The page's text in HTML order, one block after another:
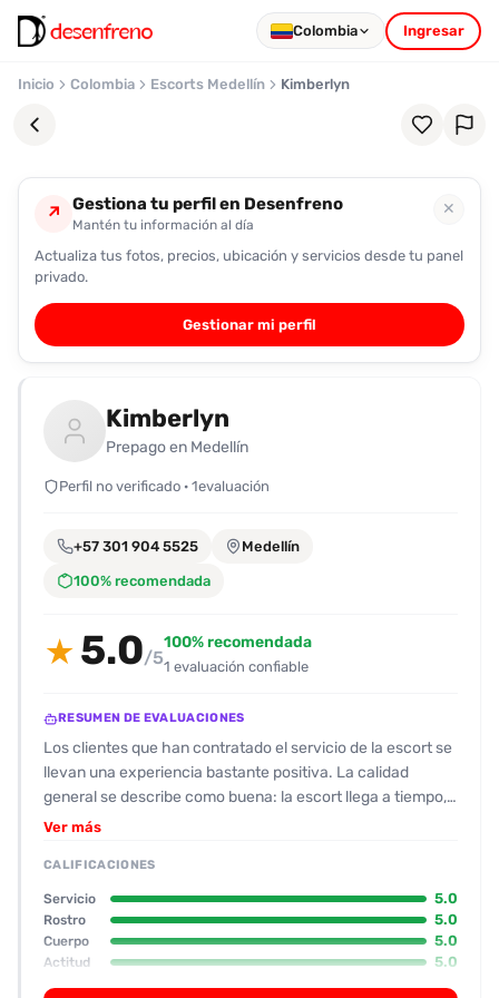
Colombia Ingresar
Inicio Colombia Escorts Medellín Kimberlyn
Favoritos
Pronto
podrás
registrarte
guardar
favoritas
para
fácilmente.
↗ Gestiona tu perfil en Desenfreno
Mantén tu información al día
✕
Actualiza tus fotos, precios, ubicación y servicios desde tu panel
privado.
Gestionar mi perfil
Kimberlyn
Prepago en Medellín
Perfil no verificado · 1evaluación
+57 301 904 5525 Medellín
100% recomendada
★ 5.0/5
100% recomendada
1 evaluación confiable
RESUMEN DE EVALUACIONES
Los clientes que han contratado el servicio de la escort se
llevan una experiencia bastante positiva. La calidad
general se describe como buena: la escort llega a tiempo,
tiene una actitud amable y profesional, y no se distrae con
física destaca; la clienta es “linda con lentes”, tiene un
trasero grande y una cintura chiquita, y las fotos que envía
son sin filtros y de buena calidad, lo que confirma lo que
ven en persona. En cuanto al desempeño sexual, la
evaluación es alta: su oral se considera natural y
satisfactoria, y su actuación en la zona genital es
Ver más
CALIFICACIONES
Servicio 5.0
Rostro 5.0
Cuerpo 5.0
Actitud 5.0